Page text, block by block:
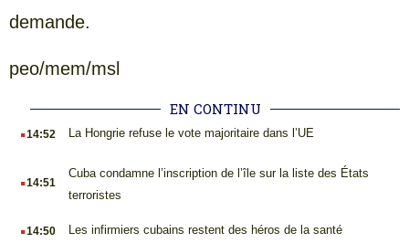
demande.
peo/mem/msl
EN CONTINU
.14:52 La Hongrie refuse le vote majoritaire dans l’UE
.14:51
Cuba condamne l’inscription de l’île sur la liste des États
terroristes
.14:50 Les infirmiers cubains restent des héros de la santé